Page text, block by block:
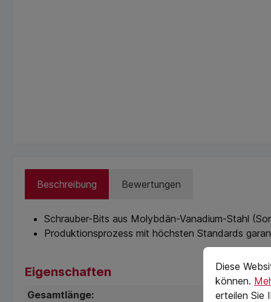
Beschreibung Bewertungen
Schrauber-Bits aus Molybdän-Vanadium-Stahl
Produktionsprozess mit höchsten Standards
Eigenschaften
Gesamtlänge:
25 mm
Cookie-
Diese
können.
erteilen Sie